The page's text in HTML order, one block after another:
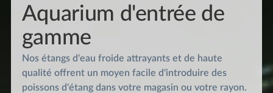
Aquarium d'entrée de
gamme
Nos étangs d'eau froide attrayants et de haute
qualité offrent un moyen facile d'introduire des
poissons d'étang dans votre magasin ou votre rayon.